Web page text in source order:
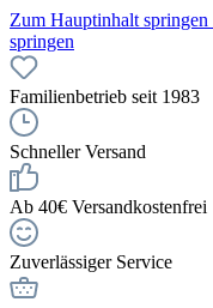
Zum Hauptinhalt springen
springen
Familienbetrieb seit 1983
Schneller Versand
Ab 40€ Versandkostenfrei
Zuverlässiger Service